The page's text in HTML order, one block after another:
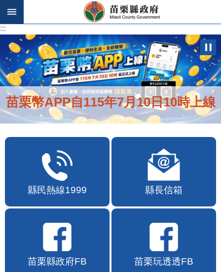
跳到主要內容區塊
:::
苗栗幣APP自115年7月10日10時上線
縣民熱線1999 縣長信箱
苗栗縣政府FB 苗栗玩透透FB